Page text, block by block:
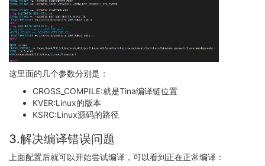
这里面的几个参数分别是：
CROSS_COMPILE:就是Tina编译链位置
KVER:Linux的版本
KSRC:Linux源码的路径
3.解决编译错误问题
上面配置后就可以开始尝试编译，可以看到正在正常编译：